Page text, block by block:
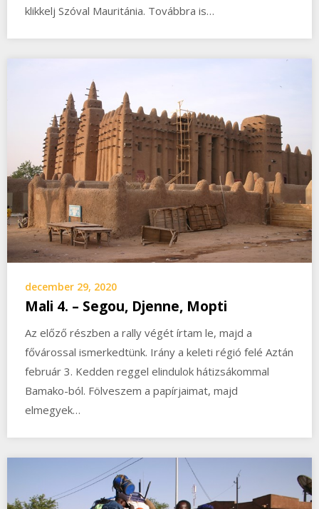
klikkelj Szóval Mauritánia. Továbbra is…
december 29, 2020
Mali 4. – Segou, Djenne, Mopti
Az előző részben a rally végét írtam le, majd a
fővárossal ismerkedtünk. Irány a keleti régió felé Aztán
február 3. Kedden reggel elindulok hátizsákommal
Bamako-ból. Fölveszem a papírjaimat, majd
elmegyek…